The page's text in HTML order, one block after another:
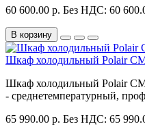
60 600.00 р. Без НДС: 60
В корзину
Шкаф холодильный Polair
Шкаф холодильный Polair
- среднетемпературный,
65 990.00 р. Без НДС: 65